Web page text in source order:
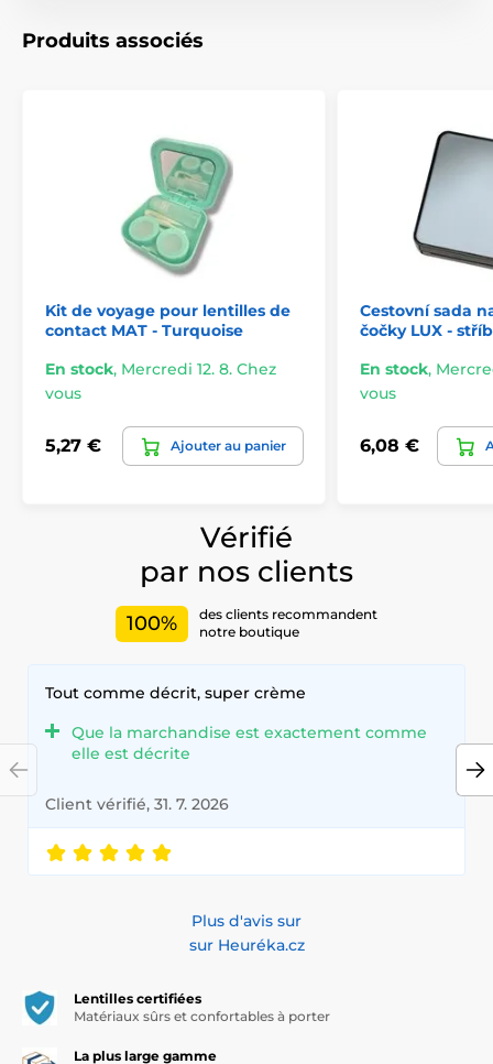
Produits associés
Kit de voyage pour lentilles de
contact MAT - Turquoise
En stock, Mercredi 12. 8. Chez
vous
5,27 € Ajouter au panier
Cestovní sada
čočky LUX -
En stock,
vous
6,08 €
Vérifié
par nos clients
100%
des clients recommandent
notre boutique
Tout comme décrit, super crème
Que la marchandise est exactement comme
elle est décrite
Client vérifié, 31. 7. 2026
Plus d'avis sur
sur Heuréka.cz
Lentilles certifiées
Matériaux sûrs et confortables à porter
La plus large gamme